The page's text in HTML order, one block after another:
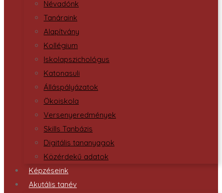
Névadónk
Tanáraink
Alapítvány
Kollégium
Iskolapszichológus
Katonasuli
Álláspályázatok
Ökoiskola
Versenyeredmények
Skills Tanbázis
Digitális tananyagok
Közérdekű adatok
Képzéseink
Akutális tanév